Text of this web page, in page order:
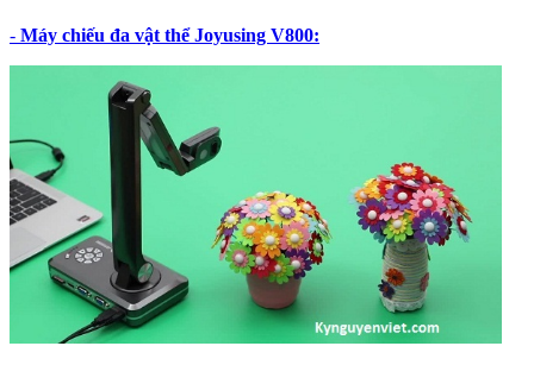
- Máy chiếu đa vật thể Joyusing V800: